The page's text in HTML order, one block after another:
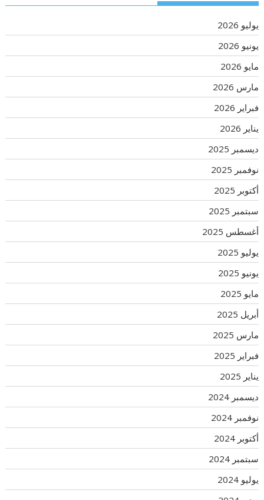
يوليو 2026
يونيو 2026
مايو 2026
مارس 2026
فبراير 2026
يناير 2026
ديسمبر 2025
نوفمبر 2025
أكتوبر 2025
سبتمبر 2025
أغسطس 2025
يوليو 2025
يونيو 2025
مايو 2025
أبريل 2025
مارس 2025
فبراير 2025
يناير 2025
ديسمبر 2024
نوفمبر 2024
أكتوبر 2024
سبتمبر 2024
يوليو 2024